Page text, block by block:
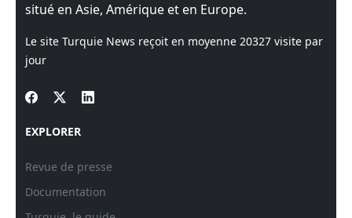
situé en Asie, Amérique et en Europe.
Le site Turquie News reçoit en moyenne 20327 visite par
jour
EXPLORER
Revue de presse
Documentation